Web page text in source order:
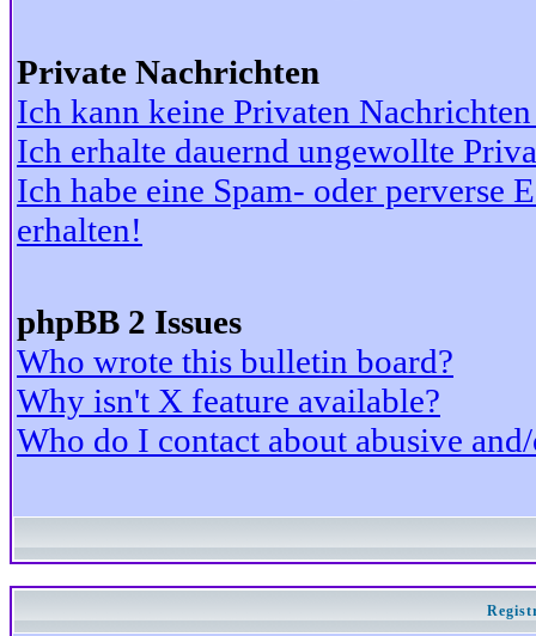
Private Nachrichten
Ich kann keine Privaten
Ich erhalte dauernd ungewollte
Ich habe eine Spam- oder perverse
erhalten!
phpBB 2 Issues
Who wrote this bulletin board?
Why isn't X feature available?
Who do I contact about abusive